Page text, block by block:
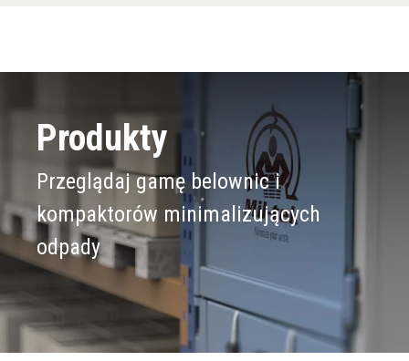
Produkty
Przeglądaj gamę belownic i
kompaktorów minimalizujących
odpady